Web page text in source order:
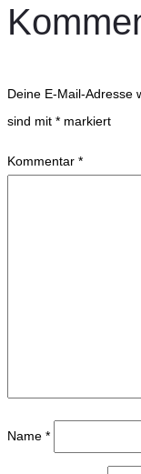
Deine E-Mail-Adresse
sind mit * markiert
Kommentar *
Name *